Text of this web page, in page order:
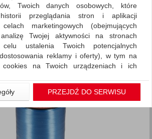
PRODUKTÓW: 4 Porównaj (0)
Siatka Lista
Twoich danych osobowych, które
przeglądania stron i aplikacji
marketingowych (obejmujących
analizę Twojej aktywności na stronach
ustalenia Twoich potencjalnych
reklamy i oferty), w tym na
cookies na Twoich urządzeniach i ich
zgody lub ograniczyć jej zakres, kliknij
znajdziesz wszelkie informacje o tym jak to
znajdziesz także na podstronie z
obowiązującą od 25 maja 2018.
zalogowanych, aby umożliwić
PRZEJDŹ DO SERWISU